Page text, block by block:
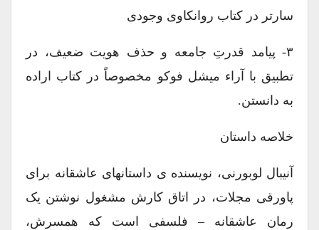
سارتر در کتاب روانکاوی وجودی
۳- پیامد قدرتِ جامعه و حذف هویت ضعیف، در
تطبیق با آراء میشل فوکو مخصوصاً در کتاب اراده
به دانستن.
خلاصه داستان
آنیبال لوبورنی، نویسنده ی داستانهای عاشقانه برای
پاورقی مجلات، در اتاق کارش مشغول نوشتن یک
رمان عاشقانه – فلسفی است که همسرش،